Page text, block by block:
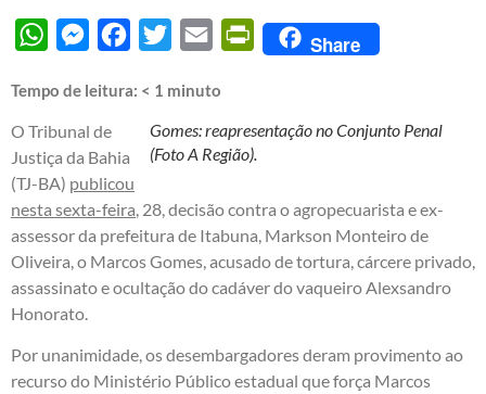
WhatsAppMessengerFacebook
Twitter Email PrintFriendly
Share
Tempo de leitura: < 1 minuto
Gomes: reapresentação no Conjunto Penal
(Foto A Região).
O Tribunal de
Justiça da Bahia
(TJ-BA) publicou
nesta sexta-feira , 28, decisão contra o agropecuarista e ex-
assessor da prefeitura de Itabuna, Markson Monteiro de
Oliveira, o Marcos Gomes, acusado de tortura, cárcere privado,
assassinato e ocultação do cadáver do vaqueiro Alexsandro
Honorato.
Por unanimidade, os desembargadores deram provimento ao
recurso do Ministério Público estadual que força Marcos